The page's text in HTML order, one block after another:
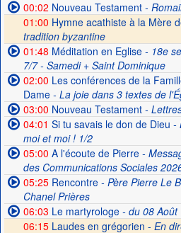
00:02 Nouveau Testament-
01:00 Hymne acathiste à la Mère
tradition byzantine
01:48 Méditation en Eglise- 18e
7/7 - Samedi + Saint Dominique
02:00 Les conférences de la
Dame- La joie dans 3 textes de
03:00 Nouveau Testament-
04:01 Si tu savais le don de Dieu -
moi et moi ! 1/2
05:00 A l'écoute de Pierre-
des Communications Sociales
05:25Rencontre- Père Pierre Le
Chanel Prières
06:03 Le martyrologe- du 08 Août
06:15Laudes en grégorien - En